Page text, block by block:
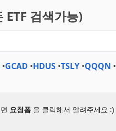
ETF 검색가능)
•GCAD •HDUS •TSLY •QQQN •
요청폼 을 클릭해서 알려주세요 :)